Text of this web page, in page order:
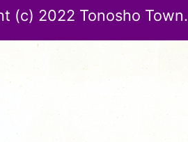
(c) 2022 Tonosho